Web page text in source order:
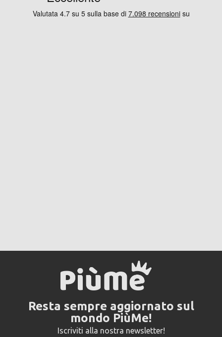
Resta sempre aggiornato sul
mondo PiùMe!
Iscriviti alla nostra newsletter!